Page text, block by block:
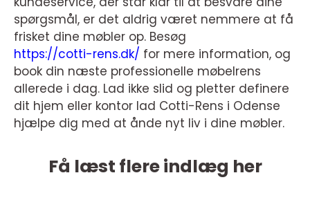
spørgsmål, er det aldrig været nemmere at få
frisket dine møbler op. Besøg
https://cotti-rens.dk/ for mere information, og
book din næste professionelle møbelrens
allerede i dag. Lad ikke slid og pletter definere
dit hjem eller kontor lad Cotti-Rens i Odense
hjælpe dig med at ånde nyt liv i dine møbler.
Få læst flere indlæg her